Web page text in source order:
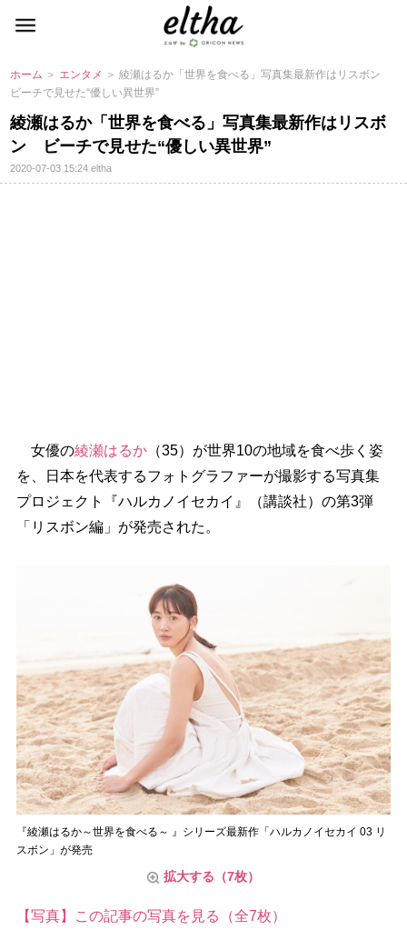
ホーム ＞ エンタメ ＞ 綾瀬はるか「世界を食べる」写真集最新作はリスボン
ビーチで見せた“優しい異世界”
綾瀬はるか「世界を食べる」写真集最新作はリスボ
ン ビーチで見せた“優しい異世界”
2020-07-03 15:24eltha
女優の綾瀬はるか（35）が世界10の地域を食べ歩く姿
を、日本を代表するフォトグラファーが撮影する写真集
プロジェクト『ハルカノイセカイ』（講談社）の第3弾
「リスボン編」が発売された。
『綾瀬はるか～世界を食べる～ 』シリーズ最新作「ハルカノイセカイ 03 リ
スボン」が発売
拡大する（7枚）
【写真】この記事の写真を見る（全7枚）